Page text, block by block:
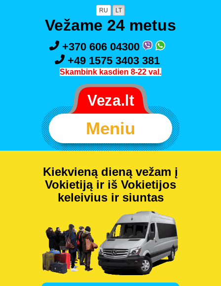
RU LT
Vežame 24 metus
+370 606 04300
+49 1575 3403 381
Skambink kasdien 8-22 val.
Meniu
Kiekvieną dieną vežam į
Vokietiją ir iš Vokietijos
keleivius ir siuntas